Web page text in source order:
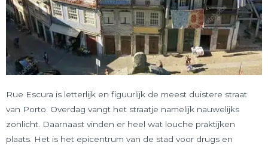
Rue Escura is letterlijk en figuurlijk de meest duistere straat
van Porto. Overdag vangt het straatje namelijk nauwelijks
zonlicht. Daarnaast vinden er heel wat louche praktijken
plaats. Het is het epicentrum van de stad voor drugs en